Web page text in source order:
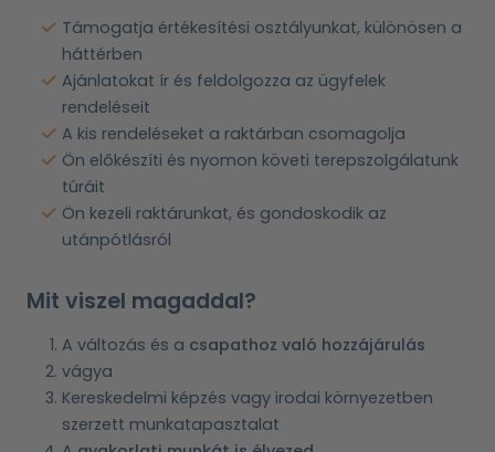
Támogatja értékesítési osztályunkat, különösen a
háttérben
Ajánlatokat ír és feldolgozza az ügyfelek
rendeléseit
A kis rendeléseket a raktárban csomagolja
Ön előkészíti és nyomon követi terepszolgálatunk
túráit
Ön kezeli raktárunkat, és gondoskodik az
utánpótlásról
Mit viszel magaddal?
A változás és a csapathoz való hozzájárulás
vágya
Kereskedelmi képzés vagy irodai környezetben
szerzett munkatapasztalat